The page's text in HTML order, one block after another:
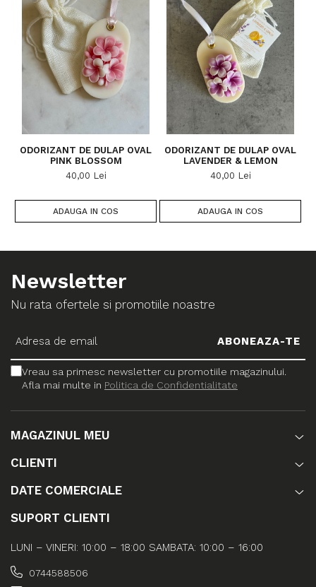
ODORIZANT DE DULAP OVAL
PINK BLOSSOM
40,00 Lei
ADAUGA IN COS
ODORIZANT DE DULAP OVAL
LAVENDER & LEMON
40,00 Lei
ADAUGA IN COS
Newsletter
Nu rata ofertele si promotiile noastre
Vreau sa primesc newsletter cu promotiile magazinului.
Afla mai multe in Politica de Confidentialitate
MAGAZINUL MEU
CLIENTI
DATE COMERCIALE
SUPORT CLIENTI
LUNI – VINERI: 10:00 – 18:00 SAMBATA: 10:00 – 16:00
0744588506